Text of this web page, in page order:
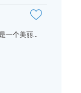
一个美丽...